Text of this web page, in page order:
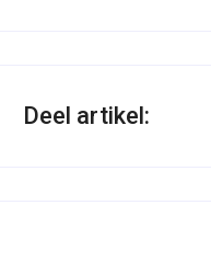
Deel artikel: